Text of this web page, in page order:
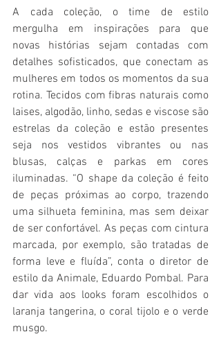
A cada coleção, o time de estilo
mergulha em inspirações para que
novas histórias sejam contadas com
detalhes sofisticados, que conectam as
mulheres em todos os momentos da sua
rotina. Tecidos com fibras naturais como
laises, algodão, linho, sedas e viscose são
estrelas da coleção e estão presentes
seja nos vestidos vibrantes ou nas
blusas, calças e parkas em cores
iluminadas. “O shape da coleção é feito
de peças próximas ao corpo, trazendo
uma silhueta feminina, mas sem deixar
de ser confortável. As peças com cintura
marcada, por exemplo, são tratadas de
forma leve e fluída”, conta o diretor de
estilo da Animale, Eduardo Pombal. Para
dar vida aos looks foram escolhidos o
laranja tangerina, o coral tijolo e o verde
musgo.